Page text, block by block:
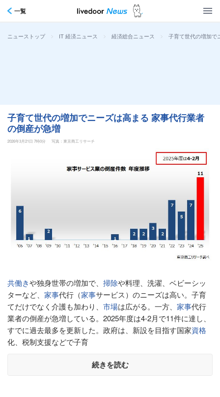
一覧
ニューストップ > IT 経済ニュース > 経済総合ニュース > 子育て世代の増加で
子育て世代の増加でニーズは高まる 家事代行業者
の倒産が急増
2026年3月21日 7時0分 写真：東京商工リサーチ
共働きや独身世帯の増加で、 掃除や料理、洗濯、ベビーシッ
ターなど、 家事代行（家事サービス）のニーズは高い。子育
てだけでなく介護も加わり、 市場は広がる。一方、 家事代行
業者の倒産が急増している。2025年度は4-2月で11件に達し、
すでに過去最多を更新した。政府は、新設を目指す国家資格
化、税制支援などで子育
続きを読む